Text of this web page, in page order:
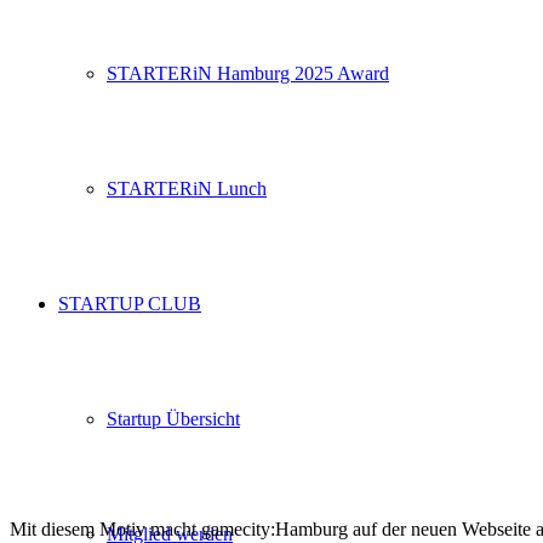
STARTERiN Hamburg 2025 Award
STARTERiN Lunch
STARTUP CLUB
Startup Übersicht
Mitglied werden
Mit diesem Motiv macht gamecity:Hamburg auf der neuen Webseite